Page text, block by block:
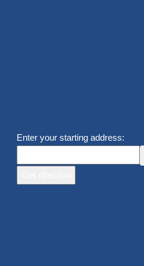
Enter your starting address: